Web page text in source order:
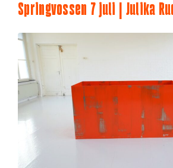
Springvossen 7 juli | Julika